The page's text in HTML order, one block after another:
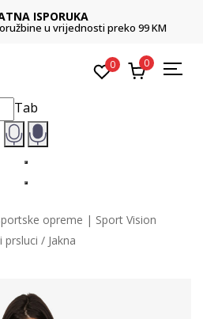
ISPORUKA
u vrijednosti preko 99 KM
0 0
Tab
opreme | Sport Vision
prsluci
Jakna